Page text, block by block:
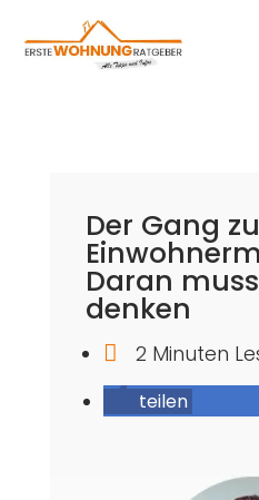
Der Gang
Daran
denken
 2 Minuten
teilen